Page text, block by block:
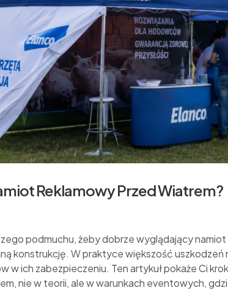
Reklamowy Przed Wiatrem?
podmuchu, żeby dobrze wyglądający namiot
konstrukcję. W praktyce większość
w ich zabezpieczeniu. Ten artykuł pokaże Ci
nie w teorii, ale w warunkach eventowych,